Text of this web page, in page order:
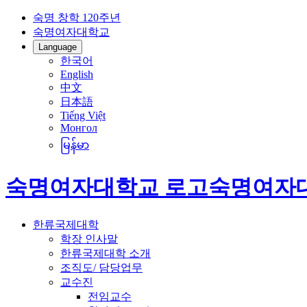
숙명 창학 120주년
숙명여자대학교
Language
한국어
English
中文
日本語
Tiếng Việt
Монгол
မြန်မာ
숙명여자대학교 로고숙명여자
한류국제대학
학장 인사말
한류국제대학 소개
조직도/ 담당업무
교수진
전임교수